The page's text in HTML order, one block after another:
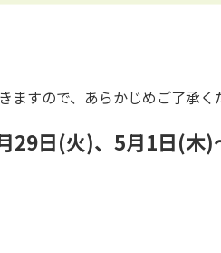
すので、あらかじめご了承く
29日(火)、5月1日(木